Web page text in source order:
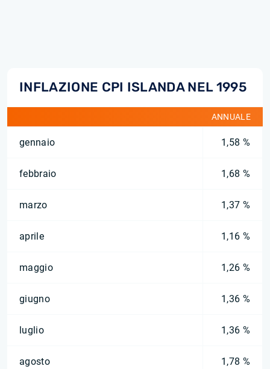
INFLAZIONE CPI ISLANDA NEL 1995
ANNUALE
gennaio 1,58 %
febbraio 1,68 %
marzo 1,37 %
aprile 1,16 %
maggio 1,26 %
giugno 1,36 %
luglio 1,36 %
agosto 1,78 %